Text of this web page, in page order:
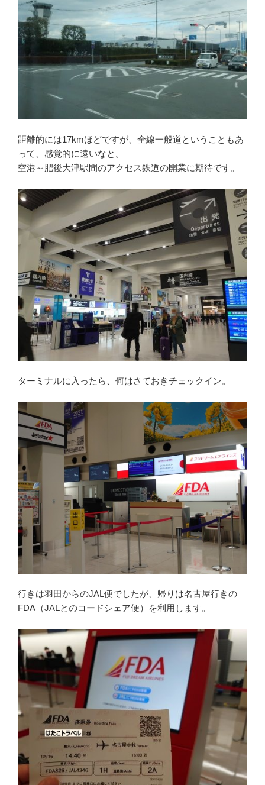
距離的には17kmほどですが、全線一般道ということもあ
って、感覚的に遠いなと。
空港～肥後大津駅間のアクセス鉄道の開業に期待です。
ターミナルに入ったら、何はさておきチェックイン。
行きは羽田からのJAL便でしたが、帰りは名古屋行きの
FDA（JALとのコードシェア便）を利用します。